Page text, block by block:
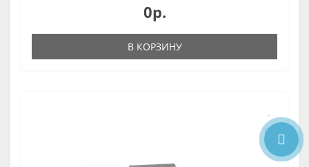
0р.
В КОРЗИНУ